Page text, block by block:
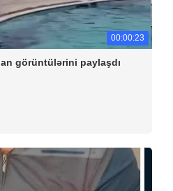
00:00:23
görüntülərini paylaşdı